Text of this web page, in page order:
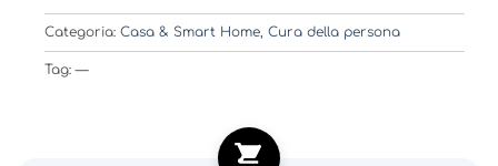
Categoria: Casa & Smart Home, Cura della persona
Tag: —